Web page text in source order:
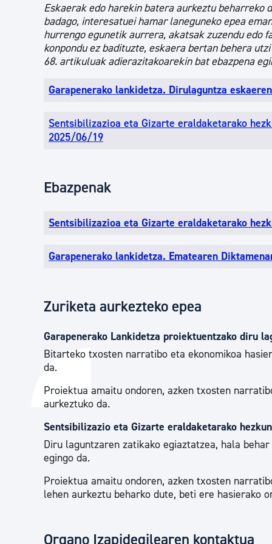
Eskaerak edo harekin batera aurkeztu beharreko
badago, interesatuei hamar laneguneko epea
hurrengo egunetik aurrera, akatsak zuzendu edo
konpondu ez badituzte, eskaera bertan behera
68. artikuluak adierazitakoarekin bat ebazpena
Garapenerako lankidetza. Dirulaguntza
Sentsibilizazioa eta Gizarte eraldaketarako
2025/06/19
Ebazpenak
Sentsibilizazioa eta Gizarte eraldaketarako
Garapenerako lankidetza. Ematearen
Zuriketa aurkezteko epea
Garapenerako Lankidetza proiektuentzako diru
Bitarteko txosten narratibo eta ekonomikoa
da.
Proiektua amaitu ondoren, azken txosten
aurkeztuko da.
Sentsibilizazio eta Gizarte eraldaketarako
Diru laguntzaren zatikako egiaztatzea, hala
egingo da.
Proiektua amaitu ondoren, azken txosten
lehen aurkeztu beharko dute, beti ere hasierako
Organo Izapidegilearen kontaktua